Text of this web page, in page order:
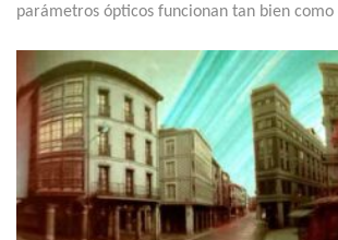
parámetros ópticos funcionan tan bien